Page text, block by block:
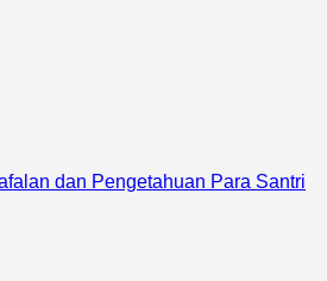
dan Pengetahuan Para Santri